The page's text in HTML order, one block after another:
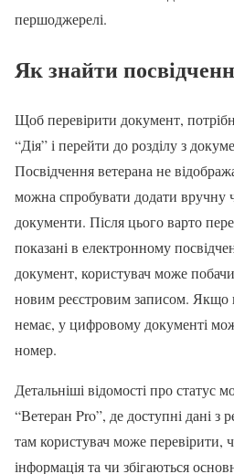
першоджерелі.
Як знайти
Щоб перевірити документ,
“Дія” і перейти до розділу з
Посвідчення ветерана не
можна спробувати додати вручну
документи. Після цього варто
показані в електронному
документ, користувач може
новим реєстровим записом. Якщо
немає, у цифровому документі
номер.
Детальніші відомості про статус
“Ветеран Pro”, де доступні дані з
там користувач може перевірити,
інформація та чи збігаються